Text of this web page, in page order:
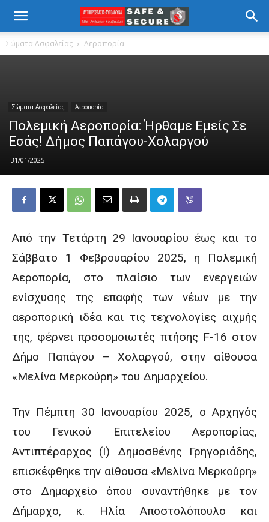
Σώματα Ασφαλείας Αεροπορία
Σώματα Ασφαλείας Αεροπορία
Πολεμική Αεροπορία: Ήρθαμε Εμείς Σε
Εσάς! Δήμος Παπάγου-Χολαργού
31/01/2025
Από την Τετάρτη 29 Ιανουαρίου έως και το
Σάββατο 1 Φεβρουαρίου 2025, η Πολεμική
Αεροπορία, στο πλαίσιο των ενεργειών
ενίσχυσης της επαφής των νέων με την
αεροπορική ιδέα και τις τεχνολογίες αιχμής
της, φέρνει προσομοιωτές πτήσης F-16 στoν
Δήμο Παπάγου – Χολαργού, στην αίθουσα
«Μελίνα Μερκούρη» του Δημαρχείου.
Την Πέμπτη 30 Ιανουαρίου 2025, ο Αρχηγός
του Γενικού Επιτελείου Αεροπορίας,
Αντιπτέραρχος (Ι) Δημοσθένης Γρηγοριάδης,
επισκέφθηκε την αίθουσα «Μελίνα Μερκούρη»
στο Δημαρχείο όπου συναντήθηκε με τον
Δήμαρχο, κ. Ηλία Αποστολόπουλο και